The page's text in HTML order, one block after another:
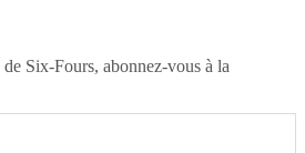
Six-Fours, abonnez-vous à la